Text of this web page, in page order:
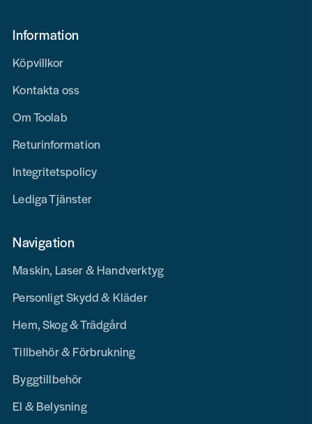
Information
Köpvillkor
Kontakta oss
Om Toolab
Returinformation
Integritetspolicy
Lediga Tjänster
Navigation
Maskin, Laser & Handverktyg
Personligt Skydd & Kläder
Hem, Skog & Trädgård
Tillbehör & Förbrukning
Byggtillbehör
El & Belysning